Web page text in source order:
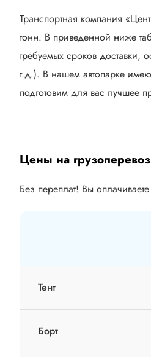
Транспортная компания
тонн. В приведенной ниже
требуемых сроков доставки,
т.д.). В нашем автопарке
подготовим для вас лучшее
Цены на
Без переплат! Вы
Тент
Борт